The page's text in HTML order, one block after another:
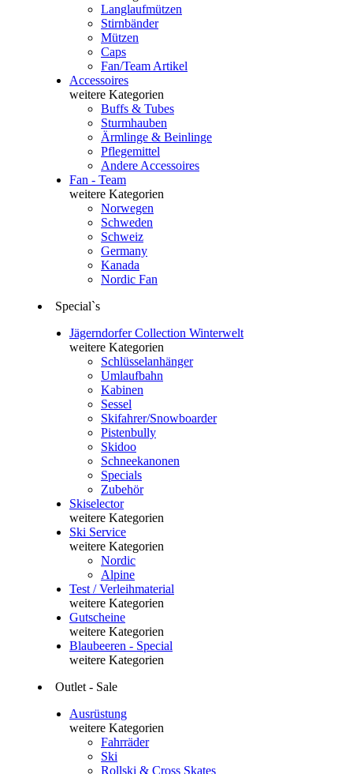
Langlaufmützen
Stirnbänder
Mützen
Caps
Fan/Team Artikel
Accessoires
weitere Kategorien
Buffs & Tubes
Sturmhauben
Ärmlinge & Beinlinge
Pflegemittel
Andere Accessoires
Fan - Team
weitere Kategorien
Norwegen
Schweden
Schweiz
Germany
Kanada
Nordic Fan
Special`s
Jägerndorfer Collection Winterwelt
weitere Kategorien
Schlüsselanhänger
Umlaufbahn
Kabinen
Sessel
Skifahrer/Snowboarder
Pistenbully
Skidoo
Schneekanonen
Specials
Zubehör
Skiselector
weitere Kategorien
Ski Service
weitere Kategorien
Nordic
Alpine
Test / Verleihmaterial
weitere Kategorien
Gutscheine
weitere Kategorien
Blaubeeren - Special
weitere Kategorien
Outlet - Sale
Ausrüstung
weitere Kategorien
Fahrräder
Ski
Rollski & Cross Skates